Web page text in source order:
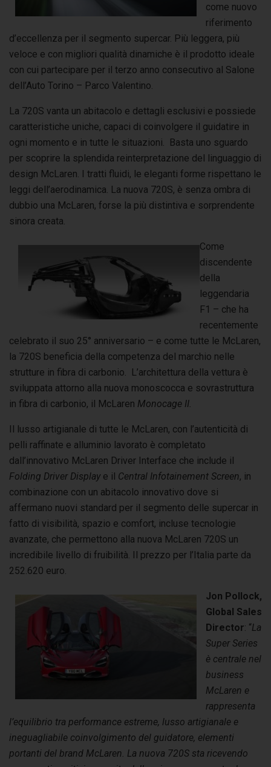
come nuovo
riferimento
d’eccellenza per il segmento supercar. Più leggera, più
veloce e con migliori qualità dinamiche è il prodotto ideale
con cui partecipare per il terzo anno consecutivo al Salone
dell’Auto Torino – Parco Valentino.
La 720S vanta un abitacolo e dettagli esclusivi e possiede
caratteristiche uniche, capaci di coinvolgere il guidatire in
ogni momento e in tutte le situazioni. Basta uno sguardo
per scoprire la splendida reinterpretazione del linguaggio di
design McLaren. I tratti fluidi, le eleganti forme rispettano le
leggi dell’aerodinamica. La nuova 720S, è senza ombra di
dubbio una McLaren, forse la più distintiva e sorprendente
sinora creata.
Come
discendente
della
leggendaria
F1 – che ha
recentemente
celebrato il suo 25° anniversario – e come tutte le McLaren,
la 720S beneficia della competenza del marchio nelle
strutture in fibra di carbonio. L’architettura della vettura è
sviluppata attorno alla nuova monoscocca e sovrastruttura
in fibra di carbonio, il McLaren Monocage II.
Il lusso artigianale di tutte le McLaren, con l’autenticità di
pelli raffinate e alluminio lavorato è completato
dall’innovativo McLaren Driver Interface che include il
Folding Driver Displaye il Central Infotainement Screen, in
combinazione con un abitacolo innovativo dove si
affermano nuovi standard per il segmento delle supercar in
fatto di visibilità, spazio e comfort, incluse tecnologie
avanzate, che permettono alla nuova McLaren 720S un
incredibile livello di fruibilità. Il prezzo per l’Italia parte da
252.620 euro.
Jon Pollock,
Global Sales
Director: “La
Super Series
è centrale nel
business
McLaren e
rappresenta
l’equilibrio tra performance estreme, lusso artigianale e
ineguagliabile coinvolgimento del guidatore, elementi
portanti del brand McLaren. La nuova 720S sta ricevendo